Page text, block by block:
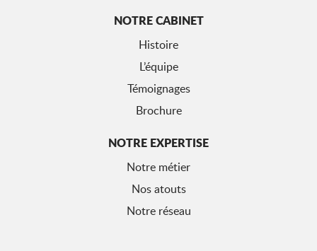
NOTRE CABINET
Histoire
L’équipe
Témoignages
Brochure
NOTRE EXPERTISE
Notre métier
Nos atouts
Notre réseau